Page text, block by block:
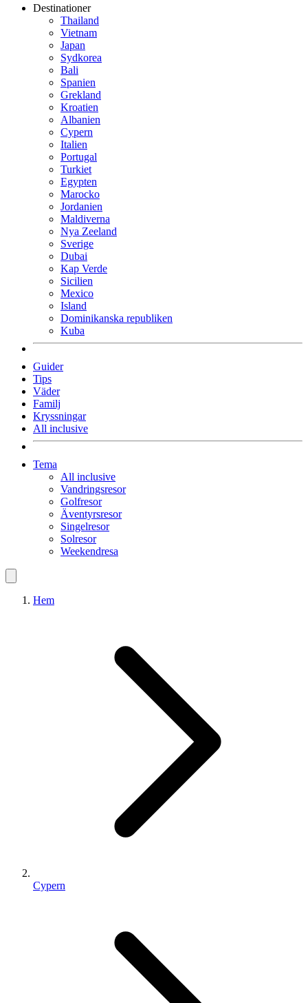
Destinationer
Thailand
Vietnam
Japan
Sydkorea
Bali
Spanien
Grekland
Kroatien
Albanien
Cypern
Italien
Portugal
Turkiet
Egypten
Marocko
Jordanien
Maldiverna
Nya Zeeland
Sverige
Dubai
Kap Verde
Sicilien
Mexico
Island
Dominikanska republiken
Kuba
Guider
Tips
Väder
Familj
Kryssningar
All inclusive
Tema
All inclusive
Vandringsresor
Golfresor
Äventyrsresor
Singelresor
Solresor
Weekendresa
Hem
Cypern